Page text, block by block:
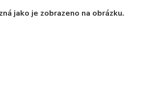
jako je zobrazeno na obrázku.